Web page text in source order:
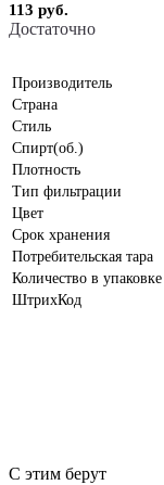
113 руб.
Достаточно
Производитель
Страна
Стиль
Спирт(об.)
Плотность
Тип фильтрации
Цвет
Срок хранения
Потребительская тара
Количество в упаковке
ШтрихКод
С этим берут